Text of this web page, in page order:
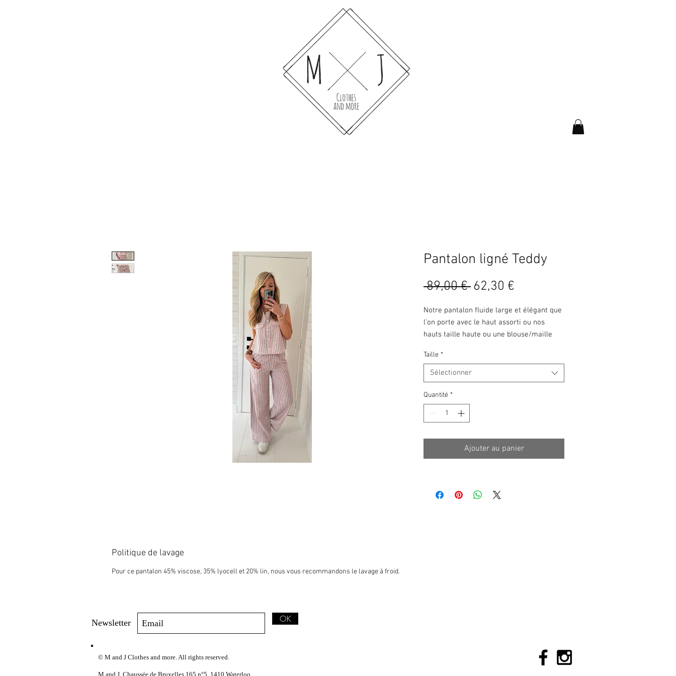
Pantalon ligné Teddy
89,00 € Prix
62,30 €
Notre pantalon fluide large et élégant que
l'on porte avec le haut assorti ou nos
hauts taille haute ou une blouse/maille
Taille *
Sélectionner
Quantité *
Ajouter au panier
Politique de lavage
Pour ce pantalon 45% viscose, 35% lyocell et 20% lin, nous vous recommandons le lavage à froid.
Newsletter OK
© M and J Clothes and more. All rights reserved.
M and J, Chaussée de Bruxelles 165 n°5, 1410 Waterloo